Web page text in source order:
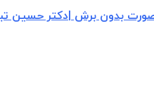
بدون برش |دکتر حسین